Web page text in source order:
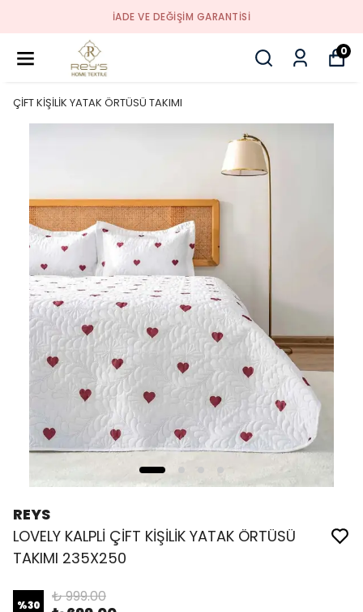
İADE VE DEĞİŞİM GARANTİSİ
0
ÇİFT KİŞİLİK YATAK ÖRTÜSÜ TAKIMI
REYS
LOVELY KALPLİ ÇİFT KİŞİLİK YATAK ÖRTÜSÜ
TAKIMI 235X250
%30 ₺ 999.00